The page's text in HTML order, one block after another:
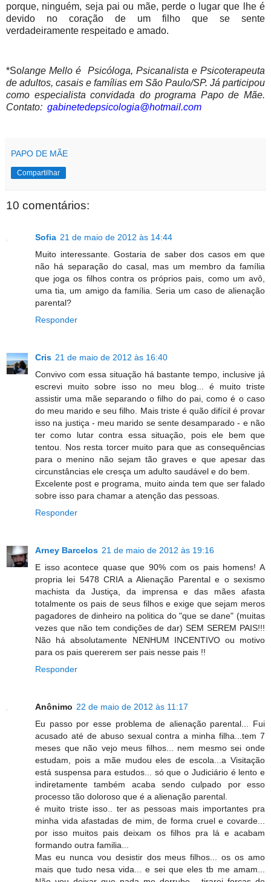
porque, ninguém, seja pai ou mãe, perde o lugar que lhe é
devido no coração de um filho que se sente
verdadeiramente respeitado e amado.
*Solange Mello é
Psicóloga, Psicanalista e Psicoterapeuta
de adultos, casais e famílias em São Paulo/SP. Já participou
como especialista convidada do programa Papo de Mãe.
Contato: gabinetedepsicologia@hotmail.com
PAPO DE MÃE
Compartilhar
10 comentários:
Sofia 21 de maio de 2012 às 14:44
Muito interessante. Gostaria de saber dos casos em que
não há separação do casal, mas um membro da família
que joga os filhos contra os próprios pais, como um avô,
uma tia, um amigo da família. Seria um caso de alienação
parental?
Responder
Cris 21 de maio de 2012 às 16:40
Convivo com essa situação há bastante tempo, inclusive já
escrevi muito sobre isso no meu blog... é muito triste
assistir uma mãe separando o filho do pai, como é o caso
do meu marido e seu filho. Mais triste é quão difícil é provar
isso na justiça - meu marido se sente desamparado - e não
ter como lutar contra essa situação, pois ele bem que
tentou. Nos resta torcer muito para que as consequências
para o menino não sejam tão graves e que apesar das
circunstâncias ele cresça um adulto saudável e do bem.
Excelente post e programa, muito ainda tem que ser falado
sobre isso para chamar a atenção das pessoas.
Responder
Arney Barcelos 21 de maio de 2012 às 19:16
E isso acontece quase que 90% com os pais homens! A
propria lei 5478 CRIA a Alienação Parental e o sexismo
machista da Justiça, da imprensa e das mães afasta
totalmente os pais de seus filhos e exige que sejam meros
pagadores de dinheiro na politica do "que se dane" (muitas
vezes que não tem condições de dar) SEM SEREM PAIS!!!
Não há absolutamente NENHUM INCENTIVO ou motivo
para os pais quererem ser pais nesse pais !!
Responder
Anônimo 22 de maio de 2012 às 11:17
Eu passo por esse problema de alienação parental... Fui
acusado até de abuso sexual contra a minha filha...tem 7
meses que não vejo meus filhos... nem mesmo sei onde
estudam, pois a mãe mudou eles de escola...a Visitação
está suspensa para estudos... só que o Judiciário é lento e
indiretamente também acaba sendo culpado por esso
processo tão doloroso que é a alienação parental.
é muito triste isso.. ter as pessoas mais importantes pra
minha vida afastadas de mim, de forma cruel e covarde...
por isso muitos pais deixam os filhos pra lá e acabam
formando outra familia...
Mas eu nunca vou desistir dos meus filhos... os os amo
mais que tudo nesa vida... e sei que eles tb me amam...